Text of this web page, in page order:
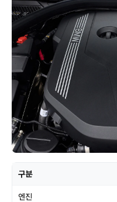
구분
엔진